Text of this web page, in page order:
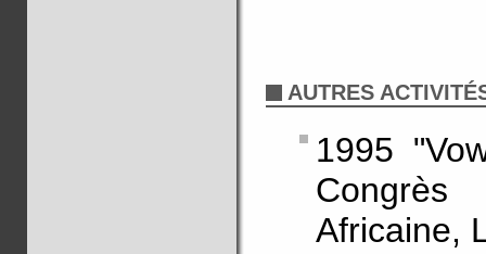
AUTRES
1995
Africaine,